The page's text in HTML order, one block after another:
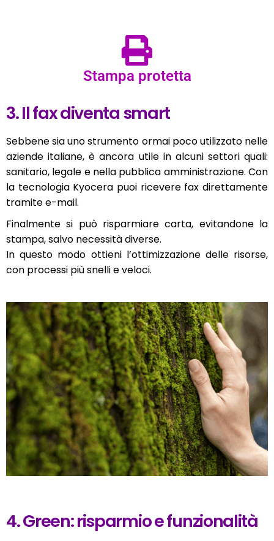
Stampa protetta
3. Il fax diventa smart
Sebbene sia uno strumento ormai poco utilizzato nelle
aziende italiane, è ancora utile in alcuni settori quali:
sanitario, legale e nella pubblica amministrazione. Con
la tecnologia Kyocera puoi ricevere fax direttamente
tramite e-mail.
Finalmente si può risparmiare carta, evitandone la
stampa, salvo necessità diverse.
In questo modo ottieni l’ottimizzazione delle risorse,
con processi più snelli e veloci.
4. Green: risparmio e funzionalità